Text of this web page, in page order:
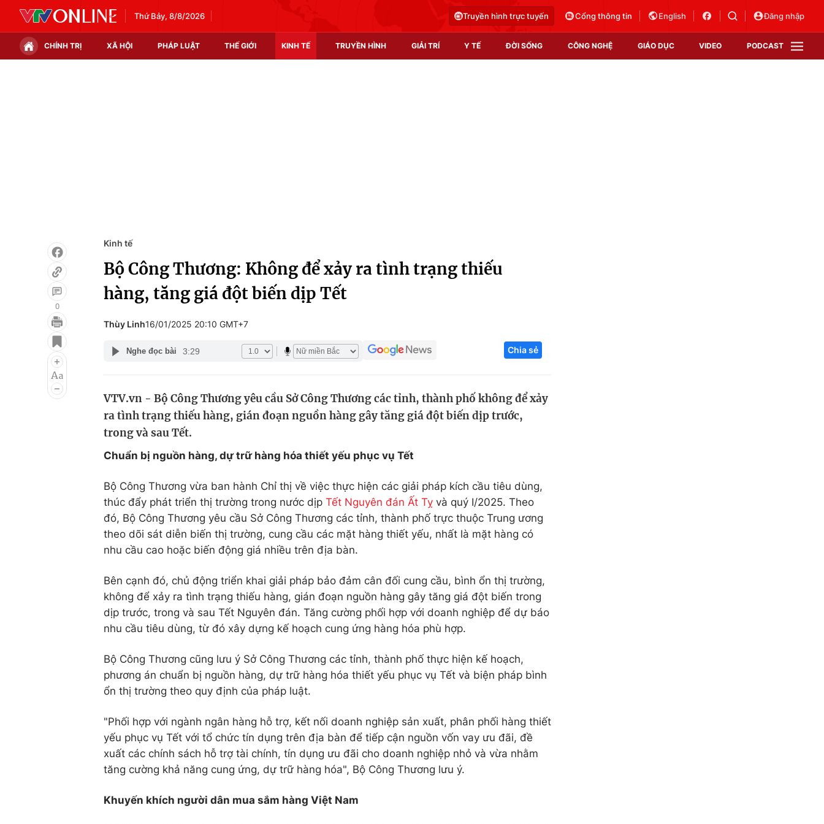
Thứ Bảy, 8/8/2026 Truyền hình trực tuyến Cổng thông tin English Đăng nhập
CHÍNH TRỊ XÃ HỘI PHÁP LUẬT THẾ GIỚI KINH TẾ TRUYỀN HÌNH GIẢI TRÍ Y TẾ ĐỜI SỐNG CÔNG NGHỆ GIÁO DỤC VIDEO PODCAST
Infographic
Điện ảnh
Âm nhạc
Du lịch
Chất lượng cuộc sống
Tuyển sinh
Hitech Công nghệ tương lai
Thị trường
0
Kinh tế
Bộ Công Thương: Không để xảy ra tình trạng thiếu
hàng, tăng giá đột biến dịp Tết
Thùy Linh16/01/2025 20:10 GMT+7
Nghe đọc bài 3:29 Chia sẻ
VTV.vn - Bộ Công Thương yêu cầu Sở Công Thương các tỉnh, thành phố không để xảy
ra tình trạng thiếu hàng, gián đoạn nguồn hàng gây tăng giá đột biến dịp trước,
trong và sau Tết.
Chuẩn bị nguồn hàng, dự trữ hàng hóa thiết yếu phục vụ Tết
Bộ Công Thương vừa ban hành Chỉ thị về việc thực hiện các giải pháp kích cầu tiêu dùng,
thúc đẩy phát triển thị trường trong nước dịp Tết Nguyên đán Ất Tỵ và quý I/2025. Theo
đó, Bộ Công Thương yêu cầu Sở Công Thương các tỉnh, thành phố trực thuộc Trung ương
theo dõi sát diễn biến thị trường, cung cầu các mặt hàng thiết yếu, nhất là mặt hàng có
nhu cầu cao hoặc biến động giá nhiều trên địa bàn.
Bên cạnh đó, chủ động triển khai giải pháp bảo đảm cân đối cung cầu, bình ổn thị trường,
không để xảy ra tình trạng thiếu hàng, gián đoạn nguồn hàng gây tăng giá đột biến trong
dịp trước, trong và sau Tết Nguyên đán. Tăng cường phối hợp với doanh nghiệp để dự báo
nhu cầu tiêu dùng, từ đó xây dựng kế hoạch cung ứng hàng hóa phù hợp.
Bộ Công Thương cũng lưu ý Sở Công Thương các tỉnh, thành phố thực hiện kế hoạch,
phương án chuẩn bị nguồn hàng, dự trữ hàng hóa thiết yếu phục vụ Tết và biện pháp bình
ổn thị trường theo quy định của pháp luật.
"Phối hợp với ngành ngân hàng hỗ trợ, kết nối doanh nghiệp sản xuất, phân phối hàng thiết
yếu phục vụ Tết với tổ chức tín dụng trên địa bàn để tiếp cận nguồn vốn vay ưu đãi, đề
xuất các chính sách hỗ trợ tài chính, tín dụng ưu đãi cho doanh nghiệp nhỏ và vừa nhằm
tăng cường khả năng cung ứng, dự trữ hàng hóa", Bộ Công Thương lưu ý.
Khuyến khích người dân mua sắm hàng Việt Nam